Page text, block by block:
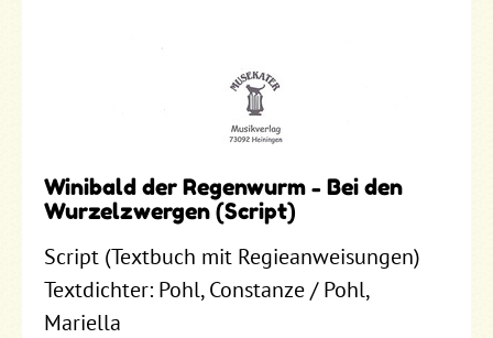
Winibald der Regenwurm - Bei den
Wurzelzwergen (Script)
Script (Textbuch mit Regieanweisungen)
Textdichter: Pohl, Constanze / Pohl,
Mariella